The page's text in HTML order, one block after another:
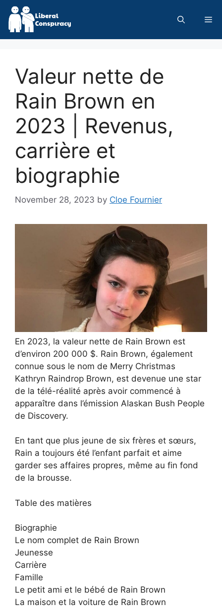
Skip
content
Valeur nette de
Rain Brown en
2023 | Revenus,
carrière et
biographie
November 28, 2023 by Cloe Fournier
En 2023, la valeur nette de Rain Brown est
d’environ 200 000 $. Rain Brown, également
connue sous le nom de Merry Christmas
Kathryn Raindrop Brown, est devenue une star
de la télé-réalité après avoir commencé à
apparaître dans l’émission Alaskan Bush People
de Discovery.
En tant que plus jeune de six frères et sœurs,
Rain a toujours été l’enfant parfait et aime
garder ses affaires propres, même au fin fond
de la brousse.
Table des matières
Biographie
Le nom complet de Rain Brown
Jeunesse
Carrière
Famille
Le petit ami et le bébé de Rain Brown
La maison et la voiture de Rain Brown